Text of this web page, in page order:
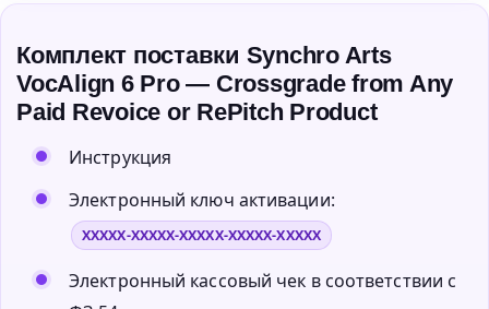
Комплект поставки Synchro Arts
VocAlign 6 Pro — Crossgrade from Any
Paid Revoice or RePitch Product
Инструкция
Электронный ключ активации:
XXXXX-XXXXX-XXXXX-XXXXX-XXXXX
Электронный кассовый чек в соответствии с